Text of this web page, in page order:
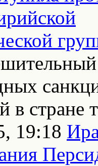
в стране
19:18